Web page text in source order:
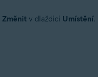
Změnit v dlaždici Umístění.